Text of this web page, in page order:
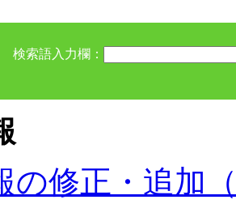
検索語入力欄：
の修正・追加